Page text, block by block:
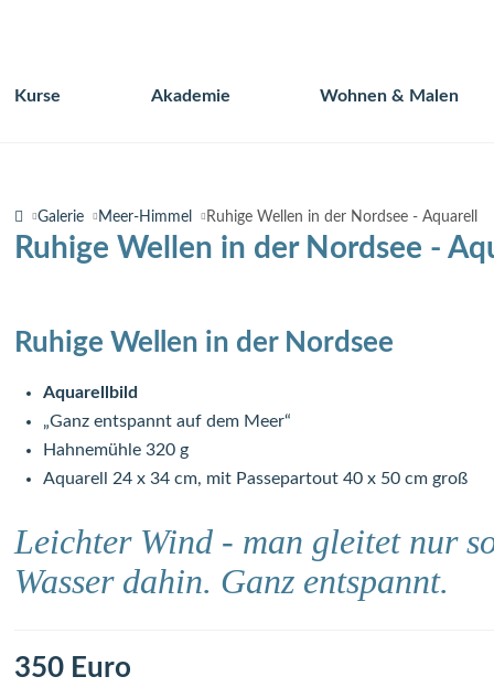
Navigation
Kurse Akademie Wohnen & Malen
Galerie Meer-Himmel Ruhige Wellen in der Nordsee - Aquarell
Ruhige Wellen in der Nordsee -
Ruhige Wellen in der Nordsee
Aquarellbild
„Ganz entspannt auf dem Meer“
Hahnemühle 320 g
Aquarell 24 x 34 cm, mit Passepartout 40 x 50 cm groß
Leichter Wind - man gleitet nur
Wasser dahin. Ganz entspannt.
350 Euro